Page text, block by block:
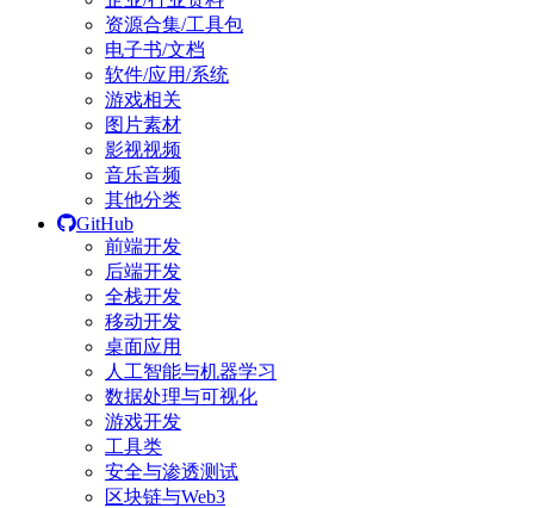
资源合集/工具包
电子书/文档
软件/应用/系统
游戏相关
图片素材
影视视频
音乐音频
其他分类
GitHub
前端开发
后端开发
全栈开发
移动开发
桌面应用
人工智能与机器学习
数据处理与可视化
游戏开发
工具类
安全与渗透测试
区块链与Web3